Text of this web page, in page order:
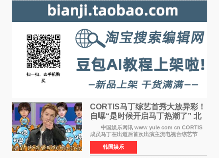
CORTIS马丁综艺首秀大放异彩！
自曝“是时候开启马丁热潮了” 北
美巡演火热进行中
中国娱乐网讯 www yule com cn CORTIS
成员马丁在出道后首次出演主流电视台综艺节
目，展现了多才多艺的魅力。 马丁出演了5日
播出的MBC《Radio Star》Fashion与Passion
之间，I&lsquo;m
韩国娱乐